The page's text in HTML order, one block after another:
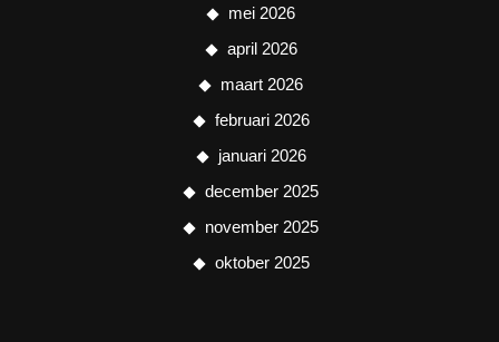
mei 2026
april 2026
maart 2026
februari 2026
januari 2026
december 2025
november 2025
oktober 2025